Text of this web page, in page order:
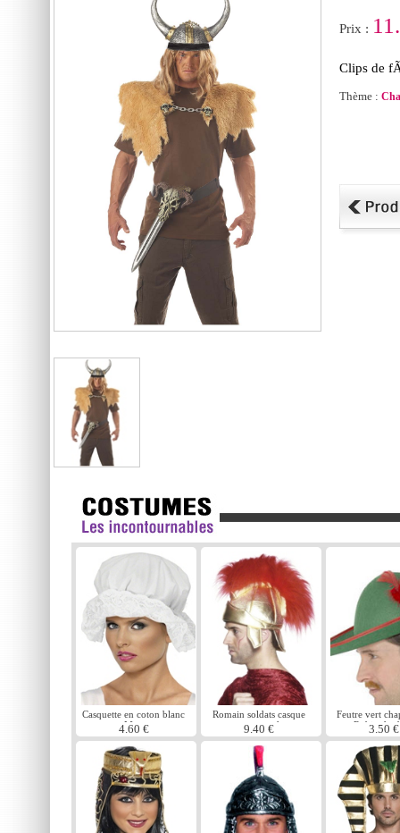
Prix :
Clips de
Thème :
Casquette en coton blanc
Mop
4.60 €
Romain soldats casque
avec panache
9.40 €
Feutre vert
Robin des
3.50 €